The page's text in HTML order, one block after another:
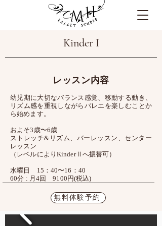
Kinder I
レッスン内容
幼児期に大切なバランス感覚、移動する動き、
リズム感を重視しながら バレエを楽しむことか
ら始めます。
およそ3歳〜6歳
ストレッチ&リズム、バーレッスン、センター
レッスン
（レベルによりKinderⅡへ振替可）
水曜日 15：40〜16：40
60分 : 月4回 9100円(税込)
無料体験予約